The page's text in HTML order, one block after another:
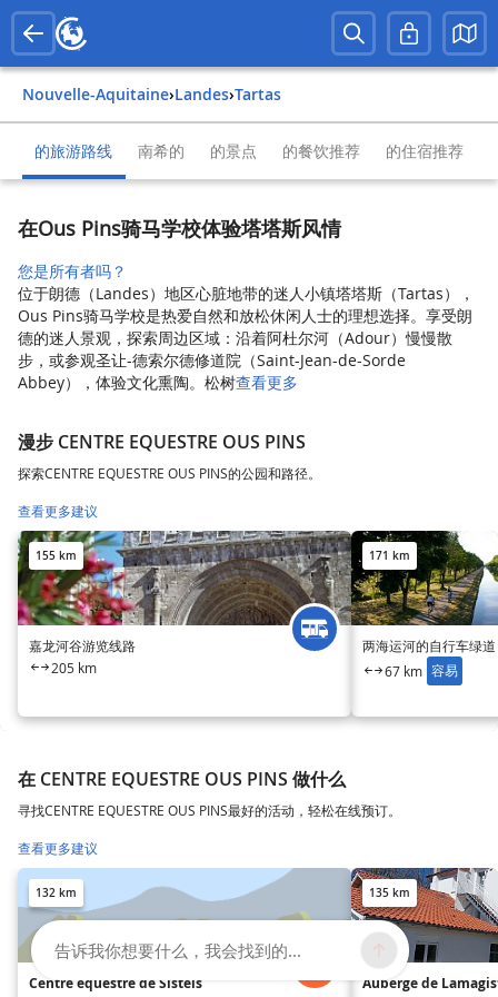
Nouvelle-Aquitaine› Landes› Tartas
的旅游路线 南希的 的景点 的餐饮推荐 的住宿推荐
在Ous Pins骑马学校体验塔塔斯风情
您是所有者吗？
位于朗德（Landes）地区心脏地带的迷人小镇塔塔斯（Tartas），
Ous Pins骑马学校是热爱自然和放松休闲人士的理想选择。享受朗
德的迷人景观，探索周边区域：沿着阿杜尔河（Adour）慢慢散
步，或参观圣让-德索尔德修道院（Saint-Jean-de-Sorde
Abbey），体验文化熏陶。松树查看更多
漫步 CENTRE EQUESTRE OUS PINS
探索CENTRE EQUESTRE OUS PINS的公园和路径。
查看更多建议
155 km
嘉龙河谷游览线路
205 km
171 km
两海运河的自行车绿道
67 km 容易
在 CENTRE EQUESTRE OUS PINS 做什么
寻找CENTRE EQUESTRE OUS PINS最好的活动，轻松在线预订。
查看更多建议
132 km
Centre équestre de Sistels
135 km
Auberge de
告诉我你想要什么，我会找到的...